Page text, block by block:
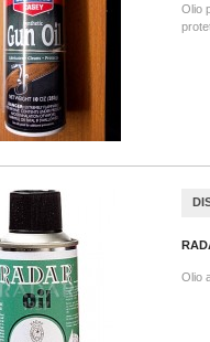
Olio
Olio